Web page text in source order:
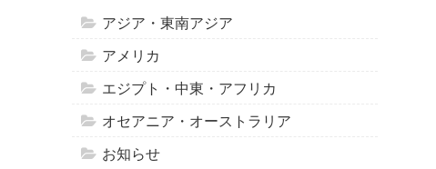
アジア・東南アジア
アメリカ
エジプト・中東・アフリカ
オセアニア・オーストラリア
お知らせ